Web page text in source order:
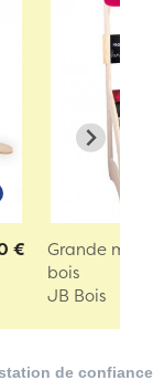
€
Grande
bois
JB Bois
de confiance